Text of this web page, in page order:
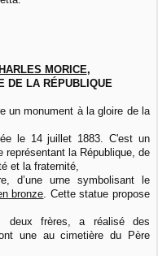
MORICE,
DE LA RÉPUBLIQUE
un monument à la gloire de la
le 14 juillet 1883.C'est un
représentant la République, de
et la fraternité,
d’une urne symbolisant le
bronze Cette statue propose
deux frères, a réalisé des
une au cimetière du Père